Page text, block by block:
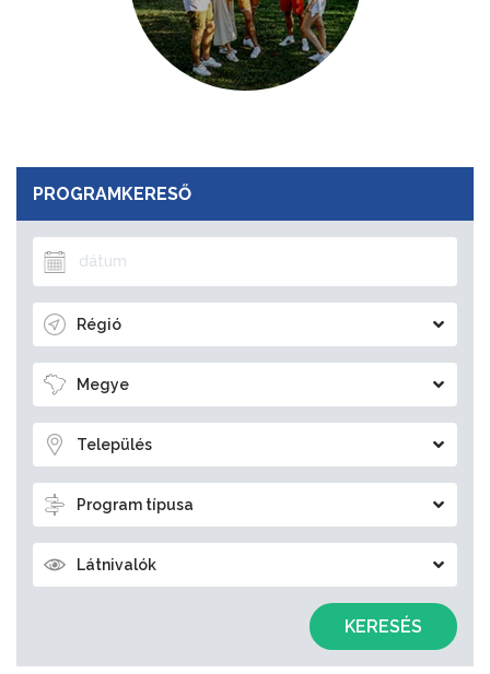
PROGRAMKERESŐ
Régió
Megye
Település
Program típusa
Látnivalók
KERESÉS